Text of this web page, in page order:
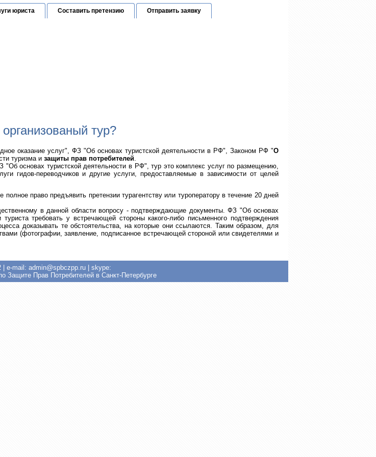
юриста Составить претензию Отправить заявку
тур?
оказание услуг", ФЗ "Об основах туристской деятельности в РФ", Законом РФ "О
туризма и защиты прав потребителей.
основах туристской деятельности в РФ", тур это комплекс услуг по размещению,
гидов-переводчиков и другие услуги, предоставляемые в зависимости от целей
право предъявить претензии турагентству или туроператору в течение 20 дней
в данной области вопросу - подтверждающие документы. ФЗ "Об основах
требовать у встречающей стороны какого-либо письменного подтверждения
доказывать те обстоятельства, на которые они ссылаются. Таким образом, для
(фотографии, заявление, подписанное встречающей стороной или свидетелями и
| e-mail: admin@spbczpp.ru | skype:
Защите Прав Потребителей в Санкт-Петербурге